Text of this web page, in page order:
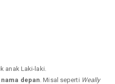
anak Laki-laki.
nama depan . Misal seperti Weally